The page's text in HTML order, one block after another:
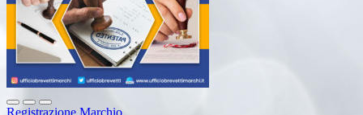
Registrazione Marchio